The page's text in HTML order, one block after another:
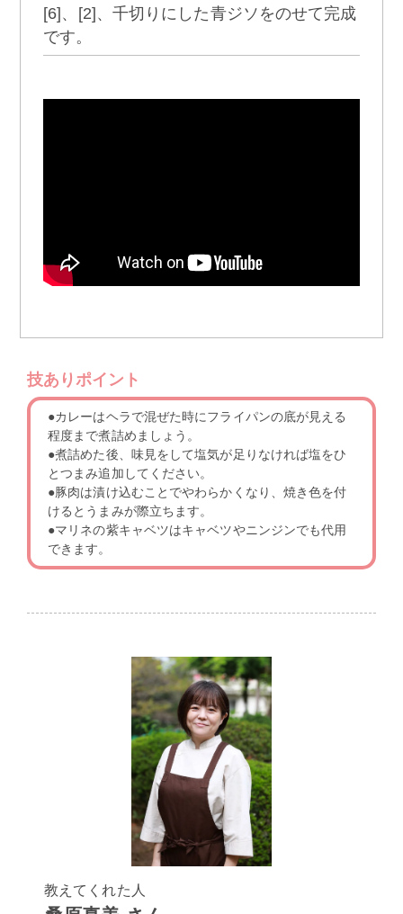
[6]、[2]、千切りにした青ジソをのせて完成
です。
技ありポイント
●カレーはヘラで混ぜた時にフライパンの底が見える
程度まで煮詰めましょう。
●煮詰めた後、味見をして塩気が足りなければ塩をひ
とつまみ追加してください。
●豚肉は漬け込むことでやわらかくなり、焼き色を付
けるとうまみが際立ちます。
●マリネの紫キャベツはキャベツやニンジンでも代用
できます。
教えてくれた人